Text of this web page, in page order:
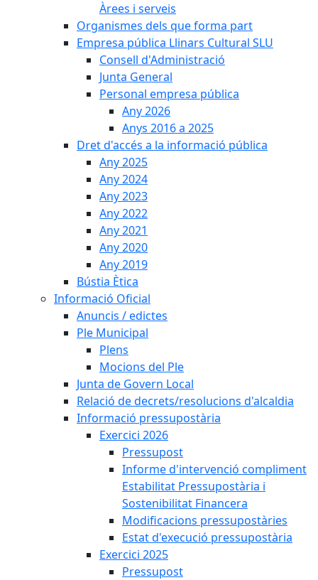
Àrees i serveis
Organismes dels que forma part
Empresa pública Llinars Cultural SLU
Consell d'Administració
Junta General
Personal empresa pública
Any 2026
Anys 2016 a 2025
Dret d'accés a la informació pública
Any 2025
Any 2024
Any 2023
Any 2022
Any 2021
Any 2020
Any 2019
Bústia Ètica
Informació Oficial
Anuncis / edictes
Ple Municipal
Plens
Mocions del Ple
Junta de Govern Local
Relació de decrets/resolucions d'alcaldia
Informació pressupostària
Exercici 2026
Pressupost
Informe d'intervenció compliment
Estabilitat Pressupostària i
Sostenibilitat Financera
Modificacions pressupostàries
Estat d'execució pressupostària
Exercici 2025
Pressupost